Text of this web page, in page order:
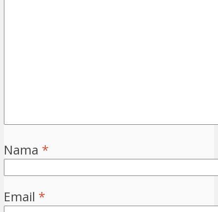
Nama *
Email *